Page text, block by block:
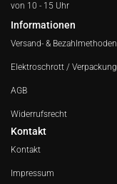
von 10 - 15 Uhr
Informationen
Versand- & Bezahlmethoden
Elektroschrott / Verpackung
AGB
Widerrufsrecht
Kontakt
Kontakt
Impressum